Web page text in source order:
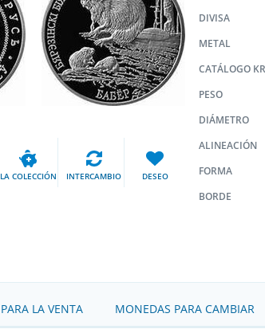
LA COLECCIÓN INTERCAMBIO DESEO
DIVISA
METAL
CATÁLOGO
PESO
DIÁMETRO
ALINEACIÓN
FORMA
BORDE
PARA LA VENTA MONEDAS PARA CAMBIAR